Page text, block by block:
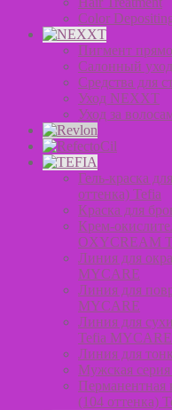
Color
Пигмент
Салонный уход
Средства для
Уход NEXXT
Уход за
Гель-краска
оттенка) Tefia
Краска для
Крем-
OXYCREAM
Линия для
MYCARE
Линия для
MYCARE
Линия для
Tefia MYCARE
Линия для
Мужская
Перманентная
(104 оттенка)